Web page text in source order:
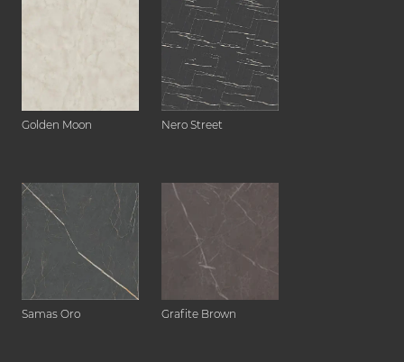
Golden Moon Nero Street
Samas Oro Grafite Brown